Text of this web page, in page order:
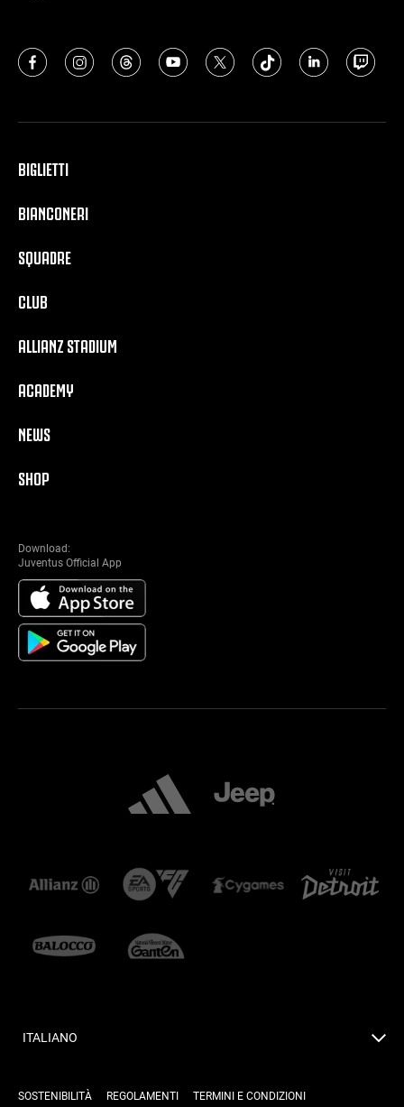
BIGLIETTI
BIANCONERI
SQUADRE
CLUB
ALLIANZ STADIUM
ACADEMY
NEWS
SHOP
Download:
Juventus Official App
ITALIANO
SOSTENIBILITÀ REGOLAMENTI TERMINI E CONDIZIONI